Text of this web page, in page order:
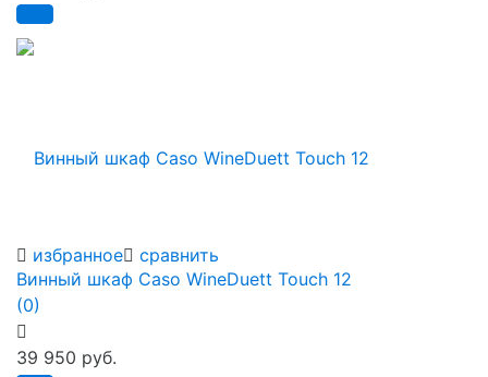
избранное сравнить
Винный шкаф Caso WineDuett Touch 12
(0)
39 950 руб.